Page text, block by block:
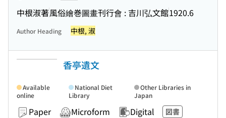
中根淑著風俗繪巻圖畫刊行會 : 吉川弘文館1920.6
Author Heading 中根, 淑
香亭遺文
Paper Microform Digital
図書
Available
online
National Diet
Library
Other Libraries in
Japan